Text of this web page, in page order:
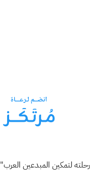
لتمكين المبدعين العرب"